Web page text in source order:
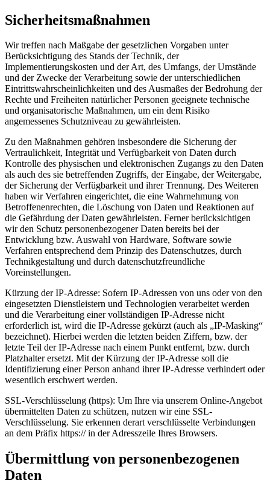
Sicherheitsmaßnahmen
Wir treffen nach Maßgabe der gesetzlichen Vorgaben unter
Berücksichtigung des Stands der Technik, der
Implementierungskosten und der Art, des Umfangs, der Umstände
und der Zwecke der Verarbeitung sowie der unterschiedlichen
Eintrittswahrscheinlichkeiten und des Ausmaßes der Bedrohung der
Rechte und Freiheiten natürlicher Personen geeignete technische
und organisatorische Maßnahmen, um ein dem Risiko
angemessenes Schutzniveau zu gewährleisten.
Zu den Maßnahmen gehören insbesondere die Sicherung der
Vertraulichkeit, Integrität und Verfügbarkeit von Daten durch
Kontrolle des physischen und elektronischen Zugangs zu den Daten
als auch des sie betreffenden Zugriffs, der Eingabe, der Weitergabe,
der Sicherung der Verfügbarkeit und ihrer Trennung. Des Weiteren
haben wir Verfahren eingerichtet, die eine Wahrnehmung von
Betroffenenrechten, die Löschung von Daten und Reaktionen auf
die Gefährdung der Daten gewährleisten. Ferner berücksichtigen
wir den Schutz personenbezogener Daten bereits bei der
Entwicklung bzw. Auswahl von Hardware, Software sowie
Verfahren entsprechend dem Prinzip des Datenschutzes, durch
Technikgestaltung und durch datenschutzfreundliche
Voreinstellungen.
Kürzung der IP-Adresse: Sofern IP-Adressen von uns oder von den
eingesetzten Dienstleistern und Technologien verarbeitet werden
und die Verarbeitung einer vollständigen IP-Adresse nicht
erforderlich ist, wird die IP-Adresse gekürzt (auch als „IP-Masking“
bezeichnet). Hierbei werden die letzten beiden Ziffern, bzw. der
letzte Teil der IP-Adresse nach einem Punkt entfernt, bzw. durch
Platzhalter ersetzt. Mit der Kürzung der IP-Adresse soll die
Identifizierung einer Person anhand ihrer IP-Adresse verhindert oder
wesentlich erschwert werden.
SSL-Verschlüsselung (https): Um Ihre via unserem Online-Angebot
übermittelten Daten zu schützen, nutzen wir eine SSL-
Verschlüsselung. Sie erkennen derart verschlüsselte Verbindungen
an dem Präfix https:// in der Adresszeile Ihres Browsers.
Übermittlung von personenbezogenen
Daten